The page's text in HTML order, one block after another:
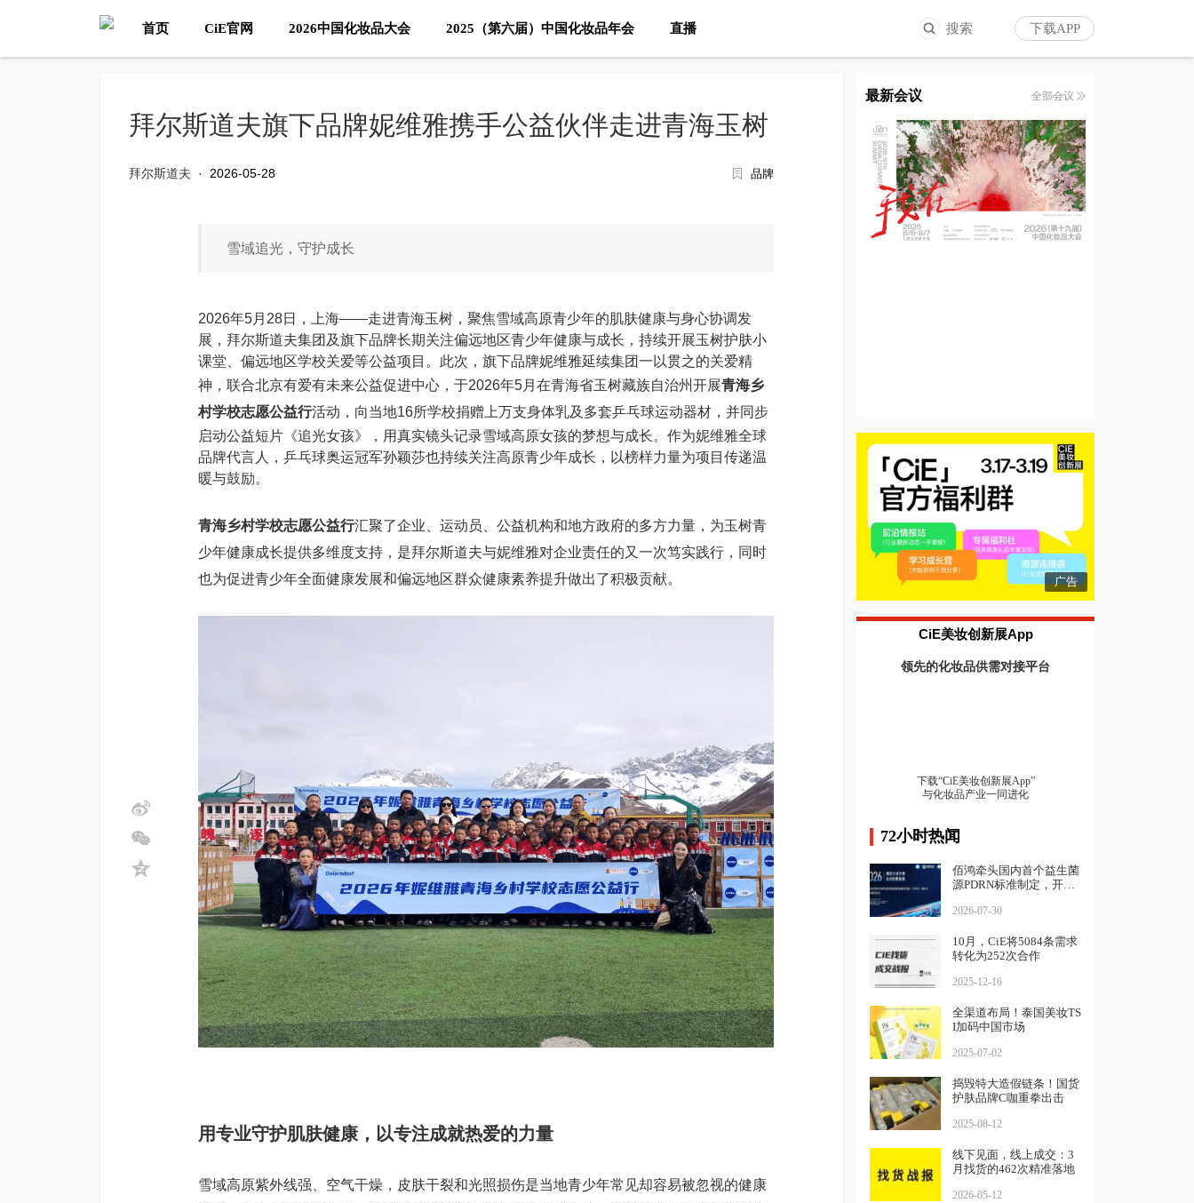
首页 CiE官网 2026中国化妆品大会 2025（第六届）中国化妆品年会 直播 下载APP
搜索
拜尔斯道夫旗下品牌妮维雅携手公益伙伴走进青海玉树
品牌
拜尔斯道夫 · 2026-05-28
雪域追光，守护成长
2026年5月28日，上海——走进青海玉树，聚焦雪域高原青少年的肌肤健康与身心协调发
展，拜尔斯道夫集团及旗下品牌长期关注偏远地区青少年健康与成长，持续开展玉树护肤小
课堂、偏远地区学校关爱等公益项目。此次，旗下品牌妮维雅延续集团一以贯之的关爱精
神，联合北京有爱有未来公益促进中心，于2026年5月在青海省玉树藏族自治州开展青海乡
村学校志愿公益行活动，向当地16所学校捐赠上万支身体乳及多套乒乓球运动器材，并同步
启动公益短片《追光女孩》，用真实镜头记录雪域高原女孩的梦想与成长。作为妮维雅全球
品牌代言人，乒乓球奥运冠军孙颖莎也持续关注高原青少年成长，以榜样力量为项目传递温
暖与鼓励。
青海乡村学校志愿公益行汇聚了企业、运动员、公益机构和地方政府的多方力量，为玉树青
少年健康成长提供多维度支持，是拜尔斯道夫与妮维雅对企业责任的又一次笃实践行，同时
也为促进青少年全面健康发展和偏远地区群众健康素养提升做出了积极贡献。
用专业守护肌肤健康，以专注成就热爱的力量
雪域高原紫外线强、空气干燥，皮肤干裂和光照损伤是当地青少年常见却容易被忽视的健康
最新会议 全部会议
广告
CiE美妆创新展App
领先的化妆品供需对接平台
下载“CiE美妆创新展App”
与化妆品产业一同进化
72小时热闻
佰鸿牵头国内首个益生菌
源PDRN标准制定，开启
2026-07-30
10月，CiE将5084条需求
转化为252次合作
2025-12-16
全渠道布局！泰国美妆TS
I加码中国市场
2025-07-02
捣毁特大造假链条！国货
护肤品牌C咖重拳出击
2025-08-12
线下见面，线上成交：3
月找货的462次精准落地
2026-05-12